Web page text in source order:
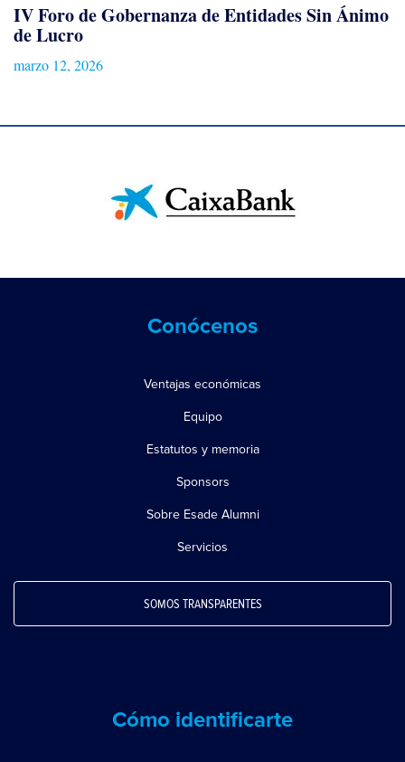
IV Foro de Gobernanza de Entidades Sin Ánimo
de Lucro
marzo 12, 2026
Conócenos
Ventajas económicas
Equipo
Estatutos y memoria
Sponsors
Sobre Esade Alumni
Servicios
SOMOS TRANSPARENTES
Cómo identificarte